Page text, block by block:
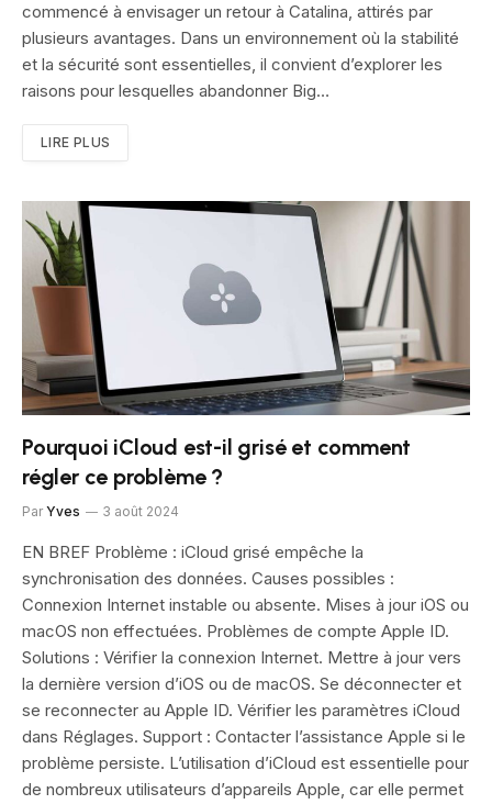
commencé à envisager un retour à Catalina, attirés par
plusieurs avantages. Dans un environnement où la stabilité
et la sécurité sont essentielles, il convient d’explorer les
raisons pour lesquelles abandonner Big…
LIRE PLUS
Pourquoi iCloud est-il grisé et comment
régler ce problème ?
Par Yves 3 août 2024
EN BREF Problème : iCloud grisé empêche la
synchronisation des données. Causes possibles :
Connexion Internet instable ou absente. Mises à jour iOS ou
macOS non effectuées. Problèmes de compte Apple ID.
Solutions : Vérifier la connexion Internet. Mettre à jour vers
la dernière version d’iOS ou de macOS. Se déconnecter et
se reconnecter au Apple ID. Vérifier les paramètres iCloud
dans Réglages. Support : Contacter l’assistance Apple si le
problème persiste. L’utilisation d’iCloud est essentielle pour
de nombreux utilisateurs d’appareils Apple, car elle permet